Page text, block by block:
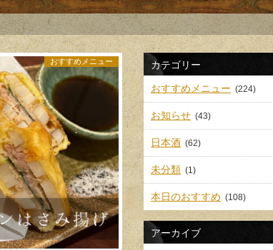
おすすめメニュー カテゴリー
おすすめメニュー (224)
お知らせ (43)
日本酒 (62)
未分類 (1)
本日のおすすめ (108)
アーカイブ